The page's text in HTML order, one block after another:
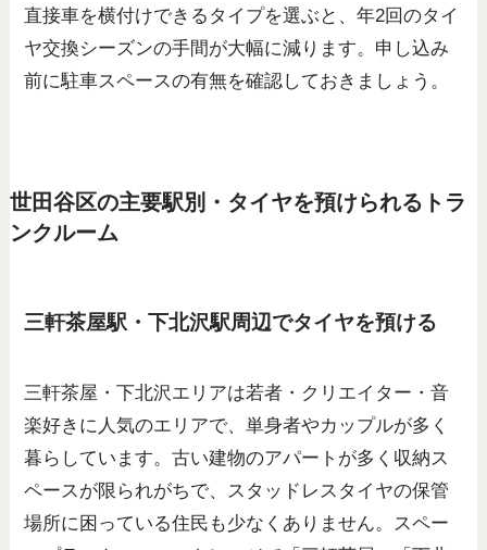
直接車を横付けできるタイプを選ぶと、年2回のタイ
ヤ交換シーズンの手間が大幅に減ります。申し込み
前に駐車スペースの有無を確認しておきましょう。
世田谷区の主要駅別・タイヤを預けられるトラ
ンクルーム
三軒茶屋駅・下北沢駅周辺でタイヤを預ける
三軒茶屋・下北沢エリアは若者・クリエイター・音
楽好きに人気のエリアで、単身者やカップルが多く
暮らしています。古い建物のアパートが多く収納ス
ペースが限られがちで、スタッドレスタイヤの保管
場所に困っている住民も少なくありません。スペー